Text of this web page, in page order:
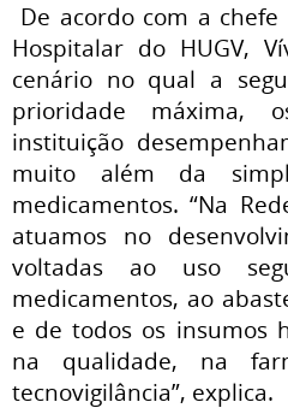
De acordo com a
Hospitalar do HUGV,
cenário no qual a
prioridade máxima,
instituição
muito além da
medicamentos. “Na
atuamos no
voltadas ao uso
medicamentos, ao
e de todos os insumos
na qualidade, na
tecnovigilância”, explica.